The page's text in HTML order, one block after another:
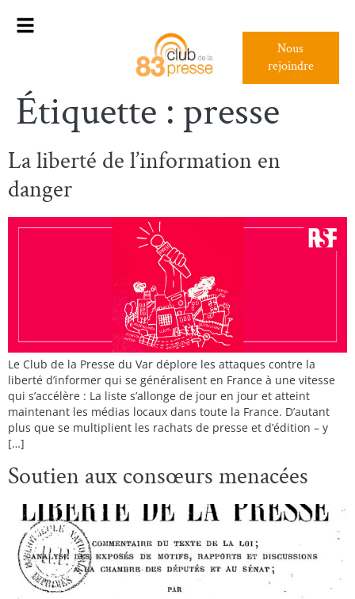
Nous
rejoindre
Étiquette : presse
La liberté de l’information en
danger
Le Club de la Presse du Var déplore les attaques contre la
liberté d’informer qui se généralisent en France à une vitesse
qui s’accélère : La liste s’allonge de jour en jour et atteint
maintenant les médias locaux dans toute la France. D’autant
plus que se multiplient les rachats de presse et d’édition – y
[…]
Soutien aux consœurs menacées